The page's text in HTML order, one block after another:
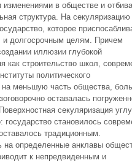
изменениями в обществе и
структура. На секуляризацию
которое
долгосрочным целям. Причем
иллюзии глубокой
как строительство школ,
политического
на меньшую часть общества,
оставалась
секуляризация
становилось
традиционным.
на определенные анклавы
к непредвиденным и